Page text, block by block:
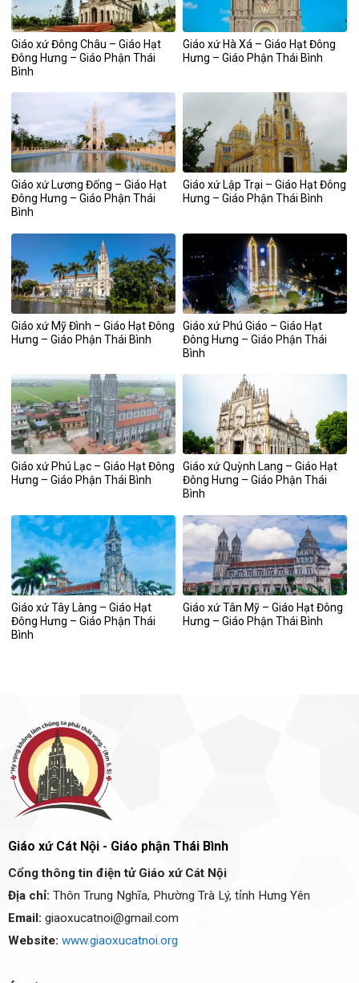
Giáo xứ Đông Châu – Giáo Hạt
Đông Hưng – Giáo Phận Thái
Bình
Giáo xứ Hà Xá – Giáo Hạt Đông
Hưng – Giáo Phận Thái Bình
Giáo xứ Lương Đống – Giáo Hạt
Đông Hưng – Giáo Phận Thái
Bình
Giáo xứ Lập Trại – Giáo Hạt Đông
Hưng – Giáo Phận Thái Bình
Giáo xứ Mỹ Đình – Giáo Hạt Đông
Hưng – Giáo Phận Thái Bình
Giáo xứ Phú Giáo – Giáo Hạt
Đông Hưng – Giáo Phận Thái
Bình
Giáo xứ Phú Lạc – Giáo Hạt Đông
Hưng – Giáo Phận Thái Bình
Giáo xứ Quỳnh Lang – Giáo Hạt
Đông Hưng – Giáo Phận Thái
Bình
Giáo xứ Tây Làng – Giáo Hạt
Đông Hưng – Giáo Phận Thái
Bình
Giáo xứ Tân Mỹ – Giáo Hạt Đông
Hưng – Giáo Phận Thái Bình
Giáo xứ Cát Nội - Giáo phận Thái Bình
Cổng thông tin điện tử Giáo xứ Cát Nội
Địa chỉ: Thôn Trung Nghĩa, Phường Trà Lý, tỉnh Hưng Yên
Email: giaoxucatnoi@gmail.com
Website: www.giaoxucatnoi.org